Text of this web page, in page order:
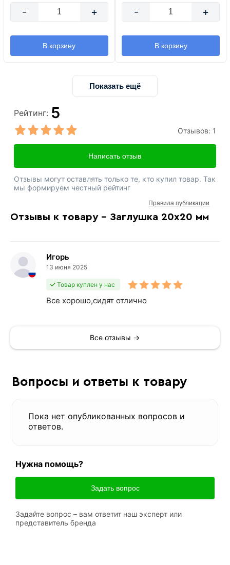
- +
В корзину
- +
В корзину
Показать ещё
Отзывы к товару - Заглушка 20х20 мм
Игорь
13 июня 2025
Товар куплен у нас
Все хорошо,сидят отлично
Все отзывы →
Рейтинг: 5
Отзывов: 1
Написать отзыв
Отзывы могут оставлять только те, кто купил товар. Так
мы формируем честный рейтинг
Правила публикации
Вопросы и ответы к товару
Пока нет опубликованных вопросов и
ответов.
Нужна помощь?
Задать вопрос
Задайте вопрос – вам ответит наш эксперт или
представитель бренда